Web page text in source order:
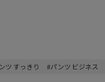
ツ すっきり #パンツ ビジネス